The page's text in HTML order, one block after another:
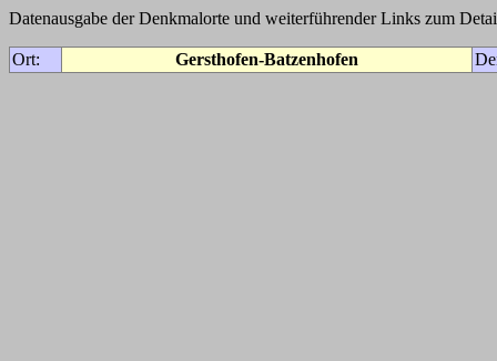
Datenausgabe der Denkmalorte und weiterführender Links zum
Ort: Gersthofen-Batzenhofen